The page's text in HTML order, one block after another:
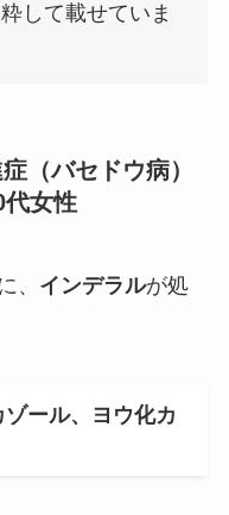
して載せていま
（バセドウ病）
代女性
、 インデラルが処
ール、ヨウ化カ